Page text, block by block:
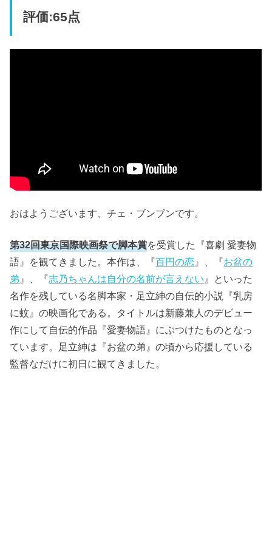
評価:65点
おはようございます、チェ・ブンブンです。
第32回東京国際映画祭で脚本賞を受賞した『喜劇 愛妻物
語』を観てきました。本作は、『百円の恋 』、『お盆の
弟 』、『志乃ちゃんは自分の名前が言えない 』といった
名作を残している名脚本家・足立紳の自伝的小説『乳房
に蚊』の映画化である。タイトルは新藤兼人のデビュー
作にして自伝的作品『愛妻物語』にぶつけたものとなっ
ています。足立紳は『お盆の弟』の頃から応援している
監督なだけに初日に観てきました。